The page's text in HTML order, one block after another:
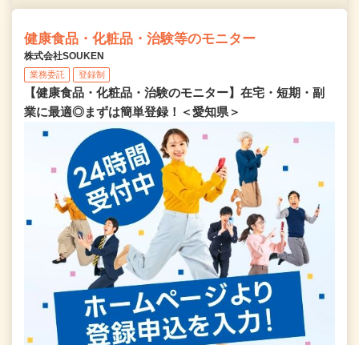
健康食品・化粧品・治験等のモニター
株式会社SOUKEN
業務委託 登録制
【健康食品・化粧品・治験のモニター】在宅・短期・副
業に最適◎まずは簡単登録！＜愛知県＞